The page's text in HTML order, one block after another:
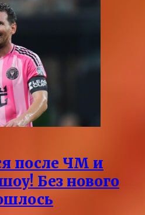
после ЧМ и
Без нового